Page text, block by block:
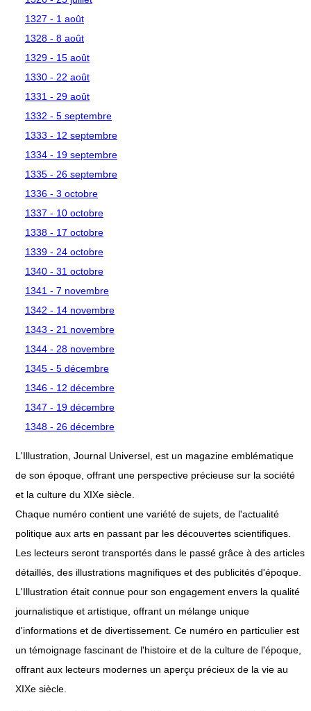
1327 - 1 août
1328 - 8 août
1329 - 15 août
1330 - 22 août
1331 - 29 août
1332 - 5 septembre
1333 - 12 septembre
1334 - 19 septembre
1335 - 26 septembre
1336 - 3 octobre
1337 - 10 octobre
1338 - 17 octobre
1339 - 24 octobre
1340 - 31 octobre
1341 - 7 novembre
1342 - 14 novembre
1343 - 21 novembre
1344 - 28 novembre
1345 - 5 décembre
1346 - 12 décembre
1347 - 19 décembre
1348 - 26 décembre
L'Illustration, Journal Universel, est un magazine emblématique
de son époque, offrant une perspective précieuse sur la société
et la culture du XIXe siècle.
Chaque numéro contient une variété de sujets, de l'actualité
politique aux arts en passant par les découvertes scientifiques.
Les lecteurs seront transportés dans le passé grâce à des articles
détaillés, des illustrations magnifiques et des publicités d'époque.
L'Illustration était connue pour son engagement envers la qualité
journalistique et artistique, offrant un mélange unique
d'informations et de divertissement. Ce numéro en particulier est
un témoignage fascinant de l'histoire et de la culture de l'époque,
offrant aux lecteurs modernes un aperçu précieux de la vie au
XIXe siècle.